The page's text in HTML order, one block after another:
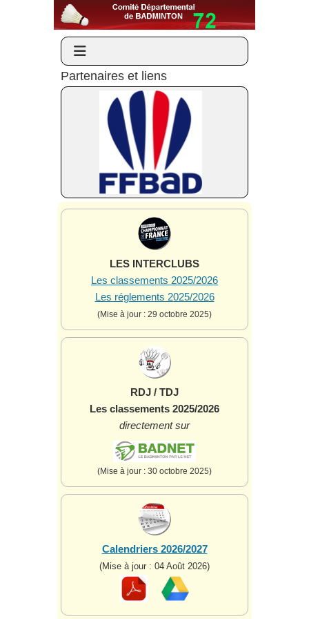
Partenaires et liens
LES INTERCLUBS
Les classements 2025/2026
Les réglements 2025/2026
(Mise à jour : 29 octobre 2025)
RDJ / TDJ
Les classements 2025/2026
directement sur
(Mise à jour : 30 octobre 2025)
Calendriers 2026/2027
(Mise à jour : 04 Août 2026)